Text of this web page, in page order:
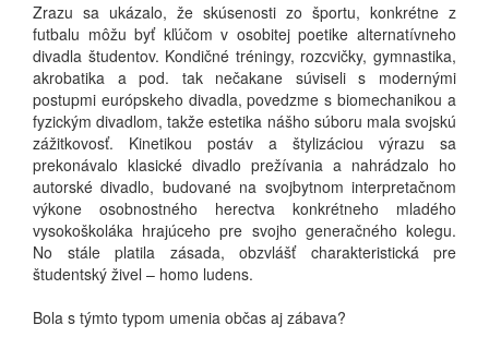
Zrazu sa ukázalo, že skúsenosti zo športu, konkrétne z
futbalu môžu byť kľúčom v osobitej poetike alternatívneho
divadla študentov. Kondičné tréningy, rozcvičky, gymnastika,
akrobatika a pod. tak nečakane súviseli s modernými
postupmi európskeho divadla, povedzme s biomechanikou a
fyzickým divadlom, takže estetika nášho súboru mala svojskú
zážitkovosť. Kinetikou postáv a štylizáciou výrazu sa
prekonávalo klasické divadlo prežívania a nahrádzalo ho
autorské divadlo, budované na svojbytnom interpretačnom
výkone osobnostného herectva konkrétneho mladého
vysokoškoláka hrajúceho pre svojho generačného kolegu.
No stále platila zásada, obzvlášť charakteristická pre
študentský živel – homo ludens.
Bola s týmto typom umenia občas aj zábava?